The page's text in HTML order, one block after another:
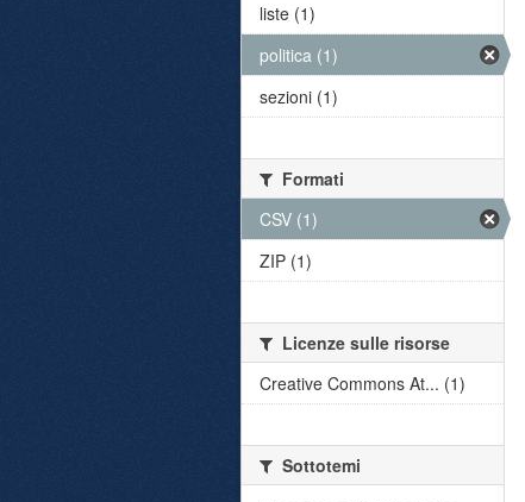
liste (1)
politica (1)
sezioni (1)
Formati
CSV (1)
ZIP (1)
Licenze sulle risorse
Creative Commons At... (1)
Sottotemi